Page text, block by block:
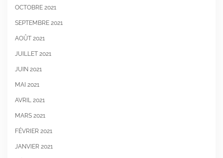
OCTOBRE 2021
SEPTEMBRE 2021
AOÛT 2021
JUILLET 2021
JUIN 2021
MAI 2021
AVRIL 2021
MARS 2021
FÉVRIER 2021
JANVIER 2021